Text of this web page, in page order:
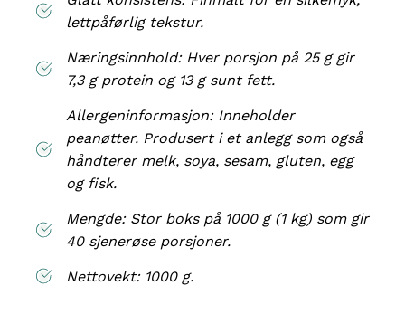
lettpåførlig tekstur.
Næringsinnhold: Hver porsjon på 25 g gir
7,3 g protein og 13 g sunt fett.
Allergeninformasjon: Inneholder
peanøtter. Produsert i et anlegg som også
håndterer melk, soya, sesam, gluten, egg
og fisk.
Mengde: Stor boks på 1000 g (1 kg) som gir
40 sjenerøse porsjoner.
Nettovekt: 1000 g.